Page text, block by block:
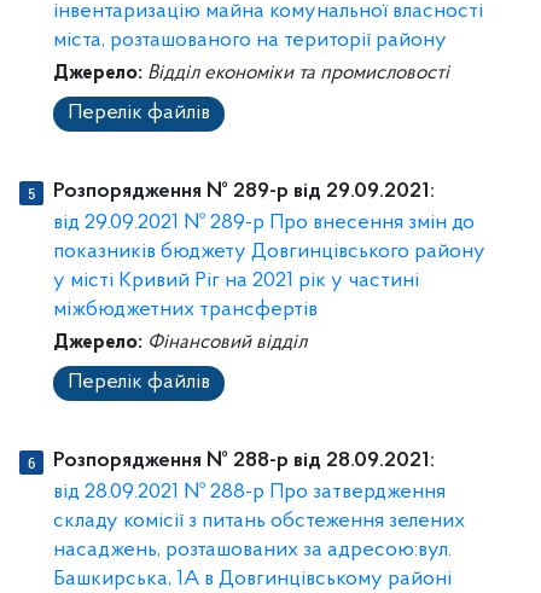
інвентаризацію майна комунальної власності
міста, розташованого на території району
Джерело: Відділ економіки та промисловості
Перелік файлів
Розпорядження № 289-р від 29.09.2021:
від 29.09.2021 № 289-р Про внесення змін до
показників бюджету Довгинцівського району
у місті Кривий Ріг на 2021 рік у частині
міжбюджетних трансфертів
Джерело: Фінансовий відділ
Перелік файлів
Розпорядження № 288-р від 28.09.2021:
від 28.09.2021 № 288-р Про затвердження
складу комісії з питань обстеження зелених
насаджень, розташованих за адресою:вул.
Башкирська, 1А в Довгинцівському районі